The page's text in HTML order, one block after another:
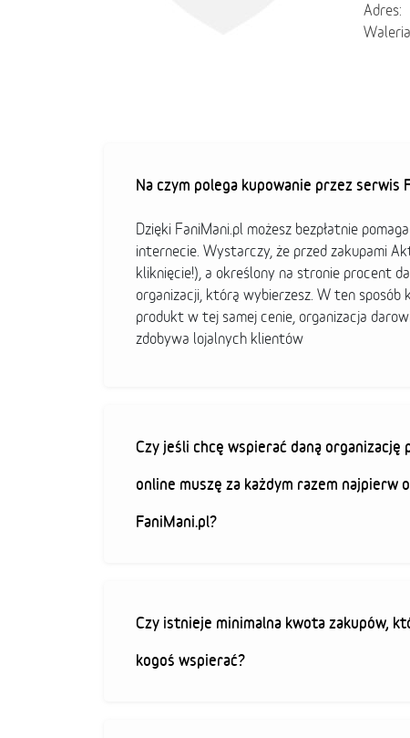
Adres:
Na czym polega kupowanie przez serwis
Dzięki FaniMani.pl możesz bezpłatnie
internecie. Wystarczy, że przed zakupami
kliknięcie!), a określony na stronie procent
organizacji, którą wybierzesz. W ten sposób
produkt w tej samej cenie, organizacja
zdobywa lojalnych klientów
Czy jeśli chcę wspierać daną organizację
online muszę za każdym razem najpierw
FaniMani.pl?
Czy istnieje minimalna kwota zakupów,
kogoś wspierać?